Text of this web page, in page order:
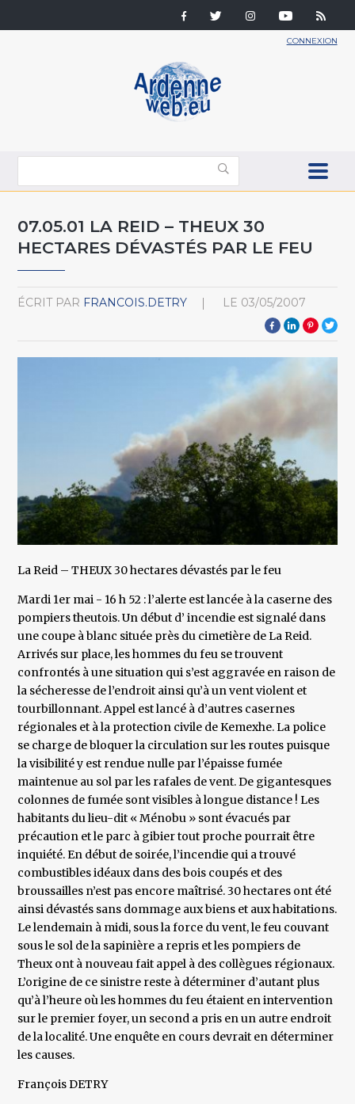
CONNEXION
07.05.01 LA REID – THEUX 30
HECTARES DÉVASTÉS PAR LE FEU
ÉCRIT PAR FRANCOIS.DETRY LE 03/05/2007
La Reid – THEUX 30 hectares dévastés par le feu
Mardi 1er mai - 16 h 52 : l’alerte est lancée à la caserne des
pompiers theutois. Un début d’ incendie est signalé dans
une coupe à blanc située près du cimetière de La Reid.
Arrivés sur place, les hommes du feu se trouvent
confrontés à une situation qui s’est aggravée en raison de
la sécheresse de l’endroit ainsi qu’à un vent violent et
tourbillonnant. Appel est lancé à d’autres casernes
régionales et à la protection civile de Kemexhe. La police
se charge de bloquer la circulation sur les routes puisque
la visibilité y est rendue nulle par l’épaisse fumée
maintenue au sol par les rafales de vent. De gigantesques
colonnes de fumée sont visibles à longue distance ! Les
habitants du lieu-dit « Ménobu » sont évacués par
précaution et le parc à gibier tout proche pourrait être
inquiété. En début de soirée, l’incendie qui a trouvé
combustibles idéaux dans des bois coupés et des
broussailles n’est pas encore maîtrisé. 30 hectares ont été
ainsi dévastés sans dommage aux biens et aux habitations.
Le lendemain à midi, sous la force du vent, le feu couvant
sous le sol de la sapinière a repris et les pompiers de
Theux ont à nouveau fait appel à des collègues régionaux.
L’origine de ce sinistre reste à déterminer d’autant plus
qu’à l’heure où les hommes du feu étaient en intervention
sur le premier foyer, un second a pris en un autre endroit
de la localité. Une enquête en cours devrait en déterminer
les causes.
François DETRY